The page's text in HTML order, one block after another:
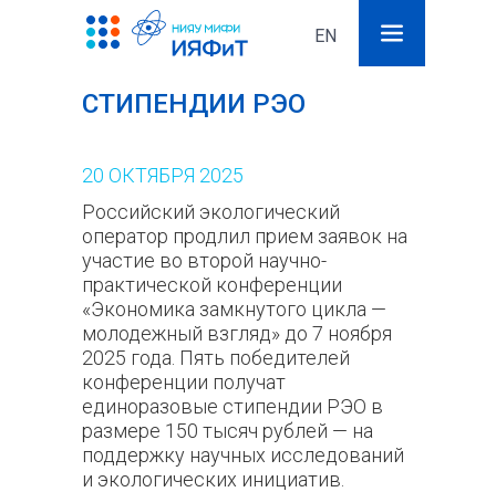
EN
СТИПЕНДИИ РЭО
20 ОКТЯБРЯ 2025
Российский экологический
оператор продлил прием заявок на
участие во второй научно-
практической конференции
«Экономика замкнутого цикла —
молодежный взгляд» до 7 ноября
2025 года. Пять победителей
конференции получат
единоразовые стипендии РЭО в
размере 150 тысяч рублей — на
поддержку научных исследований
и экологических инициатив.